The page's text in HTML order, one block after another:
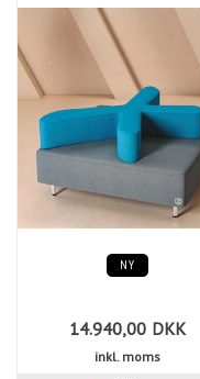
NY
14.940,00 DKK
inkl. moms